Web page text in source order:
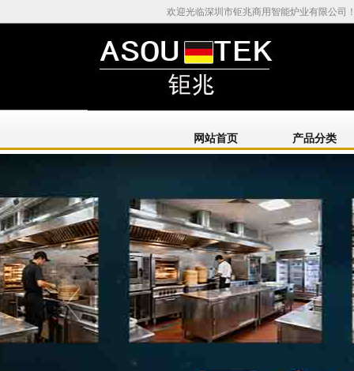
欢迎光临深圳市钜兆商用智能炉业有限公司
网站首页 产品分类